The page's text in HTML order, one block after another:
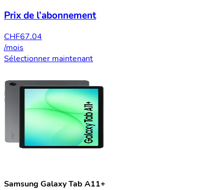
Prix de l’abonnement
CHF67.04
/mois
Sélectionner maintenant
Samsung Galaxy Tab A11+